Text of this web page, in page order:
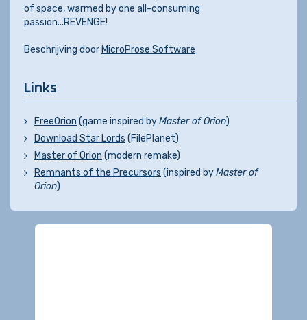
of space, warmed by one all-consuming
passion...REVENGE!
Beschrijving door MicroProse Software
Links
FreeOrion (game inspired byMaster of Orion)
Download Star Lords (FilePlanet)
Master of Orion (modern remake)
Remnants of the Precursors (inspired byMaster of
Orion)